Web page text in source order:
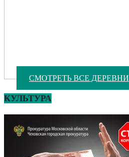
СМОТРЕТЬ ВСЕ ДЕРЕВНИ
КУЛЬТУРА